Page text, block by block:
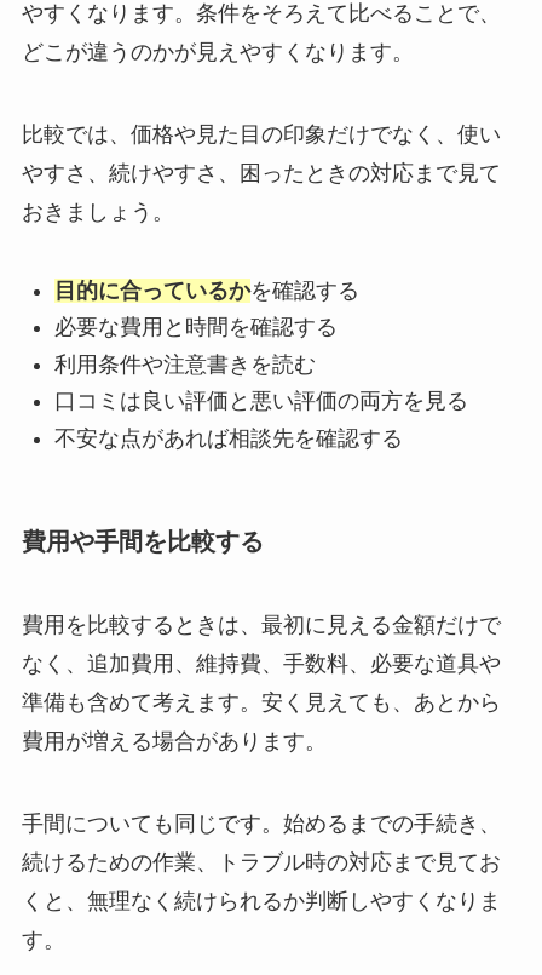
やすくなります。条件をそろえて比べることで、
どこが違うのかが見えやすくなります。
比較では、価格や見た目の印象だけでなく、使い
やすさ、続けやすさ、困ったときの対応まで見て
おきましょう。
目的に合っているかを確認する
必要な費用と時間を確認する
利用条件や注意書きを読む
口コミは良い評価と悪い評価の両方を見る
不安な点があれば相談先を確認する
費用や手間を比較する
費用を比較するときは、最初に見える金額だけで
なく、追加費用、維持費、手数料、必要な道具や
準備も含めて考えます。安く見えても、あとから
費用が増える場合があります。
手間についても同じです。始めるまでの手続き、
続けるための作業、トラブル時の対応まで見てお
くと、無理なく続けられるか判断しやすくなりま
す。